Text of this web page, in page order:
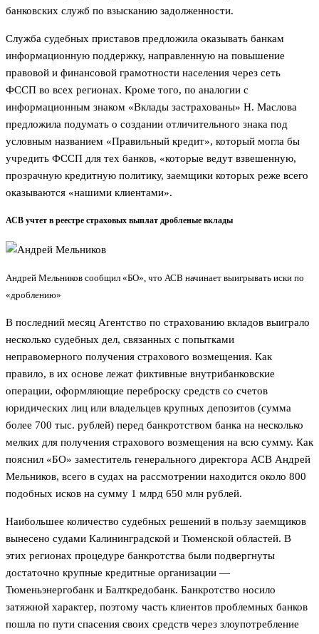
банковских служб по взысканию задолженности.
Служба судебных приставов предложила оказывать банкам
информационную поддержку, направленную на повышение
правовой и финансовой грамотности населения через сеть
ФССП во всех регионах. Кроме того, по аналогии с
информационным знаком «Вклады застрахованы» Н. Маслова
предложила подумать о создании отличительного знака под
условным названием «Правильный кредит», который могла бы
учредить ФССП для тех банков, «которые ведут взвешенную,
прозрачную кредитную политику, заемщики которых реже всего
оказываются «нашими клиентами».
АСВ учтет в реестре страховых выплат дробленые вклады
Андрей Мельников сообщил «БО», что АСВ начинает выигрывать иски по
«дроблению»
В последний месяц Агентство по страхованию вкладов выиграло
несколько судебных дел, связанных с попытками
неправомерного получения страхового возмещения. Как
правило, в их основе лежат фиктивные внутрибанковские
операции, оформляющие переброску средств со счетов
юридических лиц или владельцев крупных депозитов (сумма
более 700 тыс. рублей) перед банкротством банка на несколько
мелких для получения страхового возмещения на всю сумму. Как
пояснил «БО» заместитель генерального директора АСВ Андрей
Мельников, всего в судах на рассмотрении находится около 800
подобных исков на сумму 1 млрд 650 млн рублей.
Наибольшее количество судебных решений в пользу заемщиков
вынесено судами Калининградской и Тюменской областей. В
этих регионах процедуре банкротства были подвергнуты
достаточно крупные кредитные организации —
Тюменьэнергобанк и Балткредобанк. Банкротство носило
затяжной характер, поэтому часть клиентов проблемных банков
пошла по пути спасения своих средств через злоупотребление